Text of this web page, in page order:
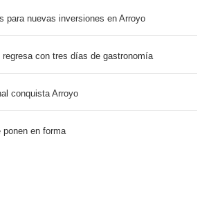
para nuevas inversiones en Arroyo
con tres días de gastronomía
conquista Arroyo
ponen en forma